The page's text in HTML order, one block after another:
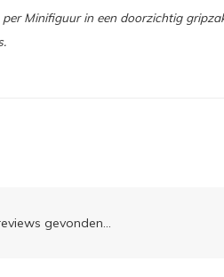
Minifiguur in een doorzichtig
gevonden...